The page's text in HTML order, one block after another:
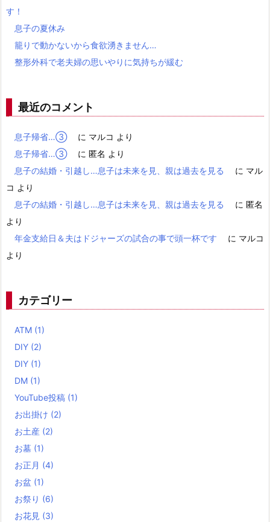
す！
息子の夏休み
籠りで動かないから食欲湧きません…
整形外科で老夫婦の思いやりに気持ちが緩む
最近のコメント
息子帰省…③ に マルコ より
息子帰省…③
に 匿名 より
息子の結婚・引越し…息子は未来を見、親は過去を見る
に マル
コ より
息子の結婚・引越し…息子は未来を見、親は過去を見る
に 匿名
より
年金支給日＆夫はドジャーズの試合の事で頭一杯です
に マルコ
より
カテゴリー
ATM (1)
DIY (2)
DIY (1)
DM (1)
YouTube投稿 (1)
お出掛け (2)
お土産 (2)
お墓 (1)
お正月 (4)
お盆 (1)
お祭り (6)
お花見 (3)